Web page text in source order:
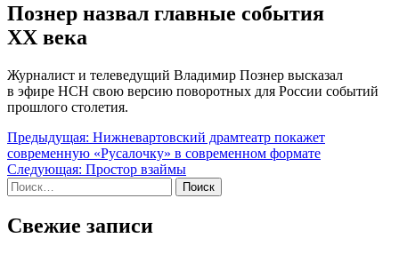
Познер назвал главные события
XX века
Журналист и телеведущий Владимир Познер высказал
в эфире НСН свою версию поворотных для России событий
прошлого столетия.
Навигация
по
записям
Предыдущая: Нижневартовский драмтеатр покажет
современную «Русалочку» в современном формате
Следующая: Простор взаймы
Найти:
Свежие записи